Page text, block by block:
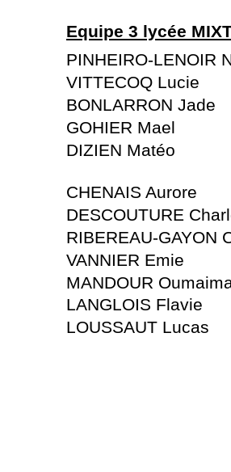
Equipe 3 lycée
PINHEIRO-
VITTECOQ
BONLARRON
GOHIER
DIZIEN
CHENAIS
DESCOUTURE
RIBEREAU-
VANNIER
MANDOUR
LANGLOIS
LOUSSAUT